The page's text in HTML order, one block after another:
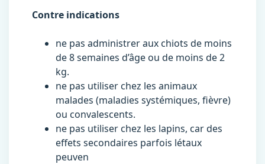
Contre indications
ne pas administrer aux chiots de moins
de 8 semaines d’âge ou de moins de 2
kg.
ne pas utiliser chez les animaux
malades (maladies systémiques, fièvre)
ou convalescents.
ne pas utiliser chez les lapins, car des
effets secondaires parfois létaux
peuven